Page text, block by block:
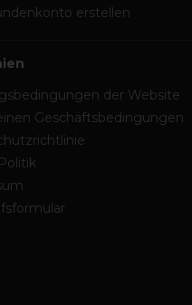
erstellen
der Website
Geschäftsbedingungen